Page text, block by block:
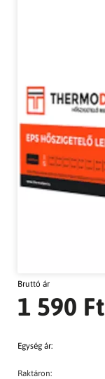
Bruttó ár
1 590 Ft
Egység ár:
Raktáron: